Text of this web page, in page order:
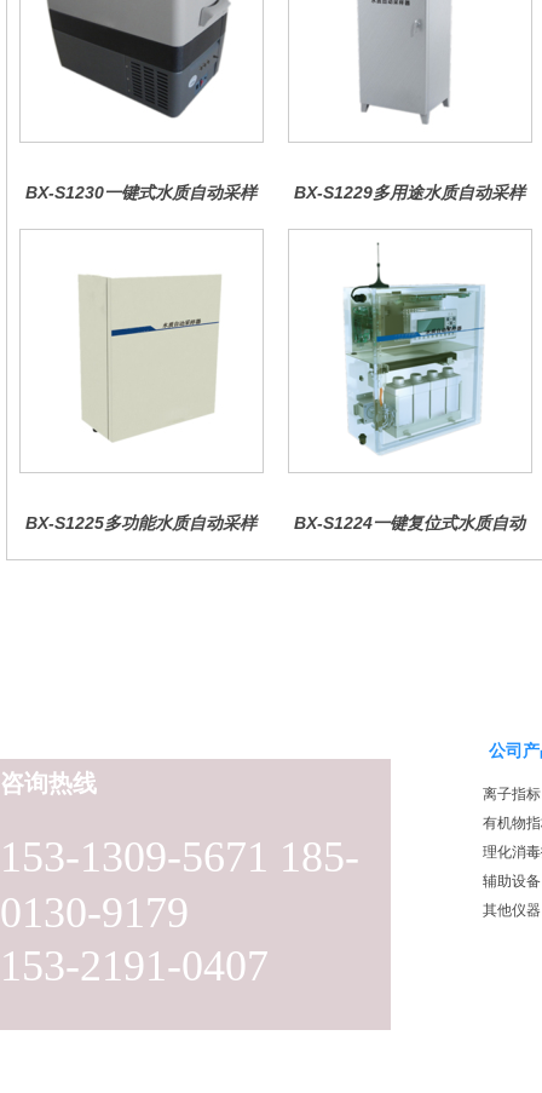
BX-S1230一键式水质自动采样
BX-S1229多用途水质自动采样
BX-S1225多功能水质自动采样
BX-S1224一键复位式水质自动
153-1309-5671 185-
0130-9179
153-2191-0407
咨询热线
公司
离子指标
有机物
理化消
辅助设备
其他仪器